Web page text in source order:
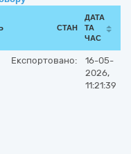
СТАН
ДАТА
ТА
ЧАС
Експортовано:
16-05-
2026,
11:21:39